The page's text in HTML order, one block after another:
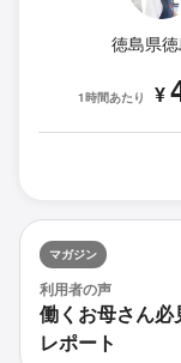
徳島県
1時間あたり ¥
マガジン
利用者の声
働くお母さん
レポート